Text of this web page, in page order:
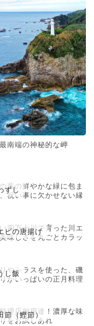
南端の神秘的な岬
ずし
葉の鮮やかな緑に包ま
祝い事に欠かせない縁
ビの唐揚げ
四万十川で育った川エ
味しさを丸ごとカラッ
し飯
やシラスを使った、磯
がいっぱいの正月料理
節（鰹節）
理店御用達！濃厚な味
をお試しあれ